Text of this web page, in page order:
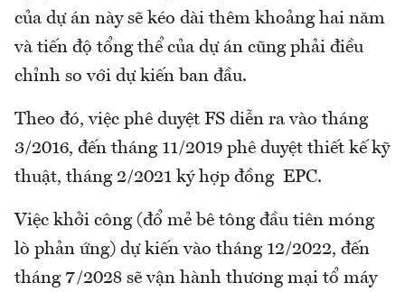
của dự án này sẽ kéo dài thêm khoảng hai năm
và tiến độ tổng thể của dự án cũng phải điều
chỉnh so với dự kiến ban đầu.
Theo đó, việc phê duyệt FS diễn ra vào tháng
3/2016, đến tháng 11/2019 phê duyệt thiết kế kỹ
thuật, tháng 2/2021 ký hợp đồng EPC.
Việc khởi công (đổ mẻ bê tông đầu tiên móng
lò phản ứng) dự kiến vào tháng 12/2022, đến
tháng 7/2028 sẽ vận hành thương mại tổ máy